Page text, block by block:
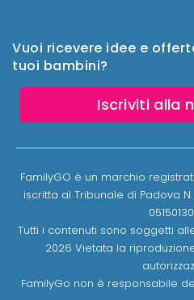
Vuoi ricevere idee e
tuoi bambini?
Iscriviti alla
FamilyGO è un marchio
iscritta al Tribunale di Padova N.
Tutti i contenuti sono soggetti
2026 Vietata la
FamilyGo non è responsabile